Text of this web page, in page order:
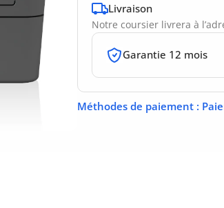
Livraison
Notre coursier livrera à
Garantie 12 mois
Méthodes de paiement :